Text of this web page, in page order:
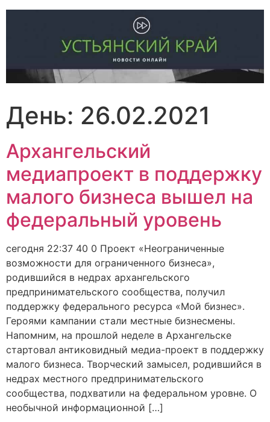
Перейти
День: 26.02.2021
Архангельский
медиапроект в поддержку
малого бизнеса вышел на
федеральный уровень
сегодня 22:37 40 0 Проект «Неограниченные
возможности для ограниченного бизнеса»,
родившийся в недрах архангельского
предпринимательского сообщества, получил
поддержку федерального ресурса «Мой бизнес».
Героями кампании стали местные бизнесмены.
Напомним, на прошлой неделе в Архангельске
стартовал антиковидный медиа-проект в поддержку
малого бизнеса. Творческий замысел, родившийся в
недрах местного предпринимательского
сообщества, подхватили на федеральном уровне. О
необычной информационной […]